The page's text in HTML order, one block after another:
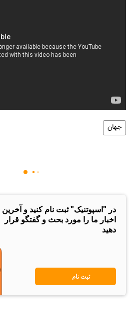
جهان
در "اسپوتنیک" ثبت نام کنید و آخرین
اخبار ما را مورد بحث و گفتگو قرار
دهید
ثبت نام